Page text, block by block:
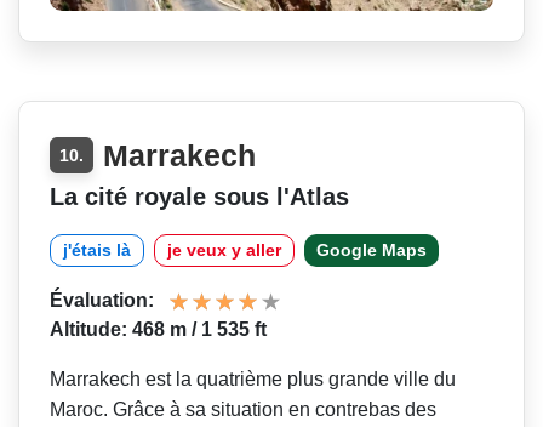
10. Marrakech
La cité royale sous l'Atlas
j'étais là je veux y aller Google Maps
Évaluation:
Altitude: 468 m / 1 535 ft
Marrakech est la quatrième plus grande ville du
Maroc. Grâce à sa situation en contrebas des